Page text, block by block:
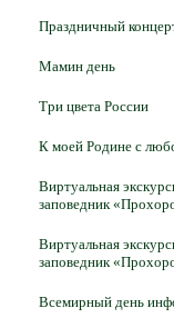
Праздничный
Мамин день
Три цвета России
К моей Родине с
Виртуальная
заповедник
Виртуальная
заповедник
Всемирный день